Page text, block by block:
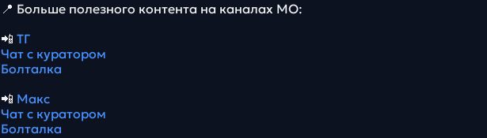
📍 Больше полезного контента на каналах МО:
📲 ТГ
Чат с куратором
Болталка
📲 Макс
Чат с куратором
Болталка